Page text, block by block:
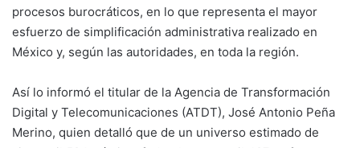
procesos burocráticos, en lo que representa el mayor
esfuerzo de simplificación administrativa realizado en
México y, según las autoridades, en toda la región.
Así lo informó el titular de la Agencia de Transformación
Digital y Telecomunicaciones (ATDT), José Antonio Peña
Merino, quien detalló que de un universo estimado de